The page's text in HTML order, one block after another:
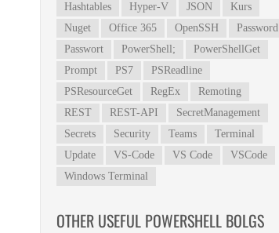
Hashtables
Hyper-V JSON
Kurs
Nuget
Office 365 OpenSSH
Password
Passwort
PowerShell;
PowerShellGet
Prompt
PS7
PSReadline
PSResourceGet
RegEx
Remoting
REST
REST-API
SecretManagement
Secrets
Security Teams
Terminal
Update
VS-Code VS Code
VSCode
Windows Terminal
OTHER USEFUL POWERSHELL BOLGS